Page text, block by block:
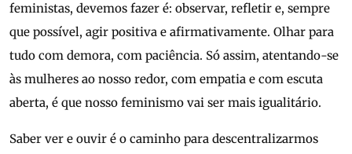
feministas, devemos fazer é: observar, refletir e, sempre
que possível, agir positiva e afirmativamente. Olhar para
tudo com demora, com paciência. Só assim, atentando-se
às mulheres ao nosso redor, com empatia e com escuta
aberta, é que nosso feminismo vai ser mais igualitário.
Saber ver e ouvir é o caminho para descentralizarmos